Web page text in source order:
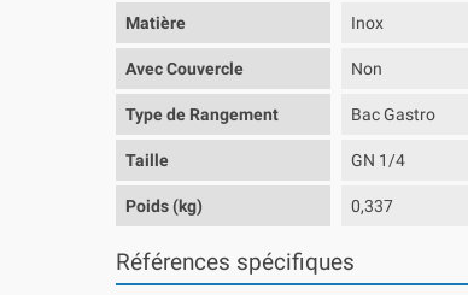
Matière Inox
Avec Couvercle Non
Type de Rangement Bac Gastro
Taille GN 1/4
Poids (kg) 0,337
Références spécifiques